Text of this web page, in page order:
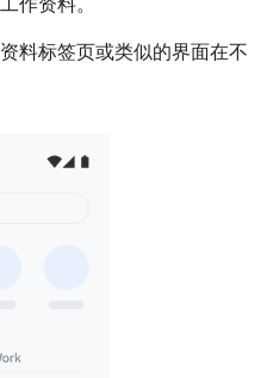
作资料。
料标签页或类似的界面在不